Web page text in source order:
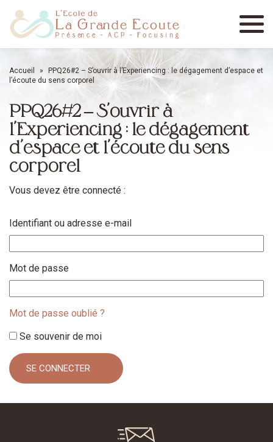
Menu
Accueil »
PPQ26#2 – S’ouvrir à l’Experiencing : le dégagement d’espace et
l’écoute du sens corporel
PPQ26#2 – S’ouvrir à
l’Experiencing : le dégagement
d’espace et l’écoute du sens
corporel
Vous devez être connecté :
Identifiant ou adresse e-mail
Mot de passe
Mot de passe oublié ?
Se souvenir de moi